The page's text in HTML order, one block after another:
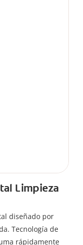
Limpieza
diseñado por
Tecnología de
rápidamente